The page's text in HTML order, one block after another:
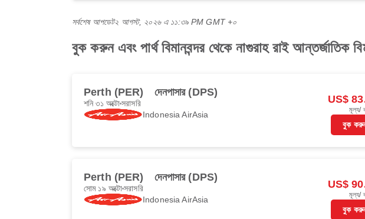
সর্বশেষ আপডেট২ আগস্ট, ২০২৬ এ ১১:৩৯ PM GMT +০
বুক করুন এবং পার্থ বিমানবন্দর থেকে নাগুরাহ রাই আন্তর্জাতিক
Perth (PER) দেনপাসার (DPS)
শনি ৩১ অক্টোসরাসরি
Indonesia AirAsia
US$
মূল্য/
বুক
Perth (PER) দেনপাসার (DPS)
সোম ১৯ অক্টোসরাসরি
Indonesia AirAsia
US$
মূল্য/
বুক